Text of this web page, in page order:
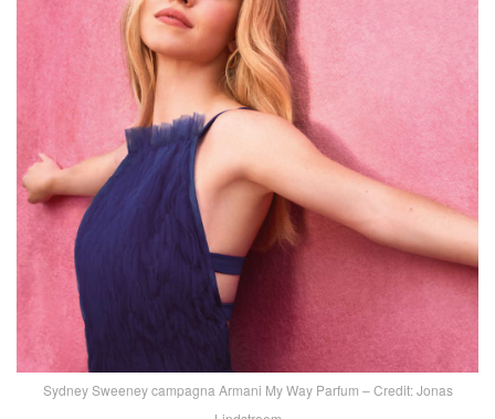
Sydney Sweeney campagna Armani My Way Parfum – Credit: Jonas